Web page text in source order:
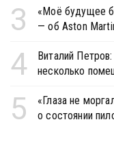
3
«Моё будущее
— об Aston
4
Виталий
несколько
5
«Глаза не
о состоянии